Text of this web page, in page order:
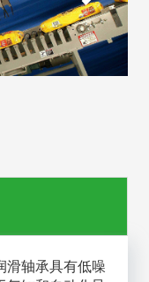
滑轴承具有低噪